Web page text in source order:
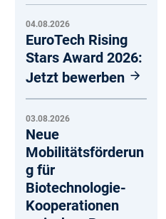
04.08.2026
EuroTech Rising
Stars Award 2026:
Jetzt bewerben
03.08.2026
Neue
Mobilitätsförderun
g für
Biotechnologie-
Kooperationen